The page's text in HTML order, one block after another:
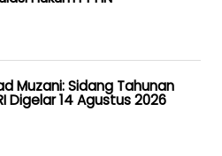
Muzani: Sidang Tahunan
Digelar 14 Agustus 2026